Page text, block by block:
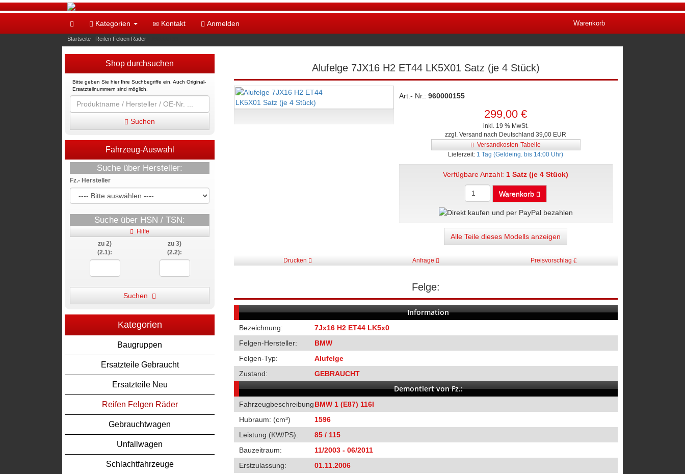
Kategorien Kontakt Anmelden Warenkorb
Startseite Reifen Felgen Räder
Shop durchsuchen
Bitte geben Sie hier Ihre Suchbegriffe ein. Auch Original-
Ersatzteilnummern sind möglich.
Suchen
Fahrzeug-Auswahl
Suche über Hersteller:
Fz.- Hersteller
Suche über HSN / TSN:
Hilfe
zu 2)
(2.1):
zu 3)
(2.2):
Suchen
Kategorien
Baugruppen
Ersatzteile Gebraucht
Ersatzteile Neu
Reifen Felgen Räder
Gebrauchtwagen
Unfallwagen
Schlachtfahrzeuge
Alufelge 7JX16 H2 ET44 LK5X01 Satz (je 4 Stück)
Art.- Nr.: 960000155
299,00 €
inkl. 19 % MwSt.
zzgl. Versand nach Deutschland 39,00 EUR
Versandkosten-Tabelle
Lieferzeit: 1 Tag (Geldeing. bis 14:00 Uhr)
Verfügbare Anzahl: 1 Satz (je 4 Stück)
Warenkorb
Alle Teile dieses Modells anzeigen
Drucken Anfrage Preisvorschlag
Felge:
Information
Bezeichnung:
7Jx16 H2 ET44 LK5x0
Felgen-Hersteller:
BMW
Felgen-Typ:
Alufelge
Zustand:
GEBRAUCHT
Demontiert von Fz.:
FahrzeugbeschreibungBMW 1 (E87) 116I
Hubraum: (cm³)
1596
Leistung (KW/PS):
85 / 115
Bauzeitraum:
11/2003 - 06/2011
Erstzulassung:
01.11.2006